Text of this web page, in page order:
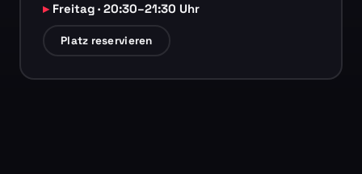
Freitag · 20:30–21:30 Uhr
Platz reservieren